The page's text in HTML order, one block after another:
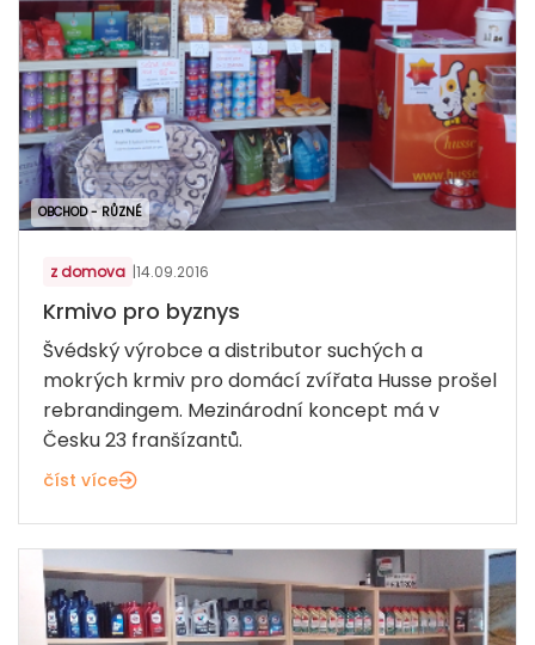
OBCHOD - RŮZNÉ
z domova |14.09.2016
Krmivo pro byznys
Švédský výrobce a distributor suchých a
mokrých krmiv pro domácí zvířata Husse prošel
rebrandingem. Mezinárodní koncept má v
Česku 23 franšízantů.
číst více